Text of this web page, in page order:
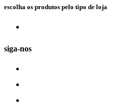
escolha os produtos pelo tipo de loja
siga-nos